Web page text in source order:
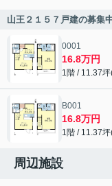
山王２１５７戸建の募集
0001
16.8万円
1階 / 11.37
B001
16.8万円
1階 / 11.37
周辺施設